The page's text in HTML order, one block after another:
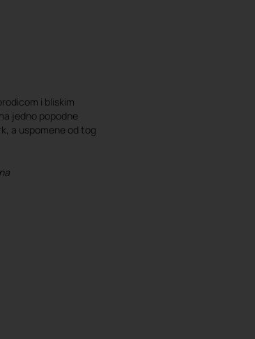
i bliskim
jedno popodne
a uspomene od tog